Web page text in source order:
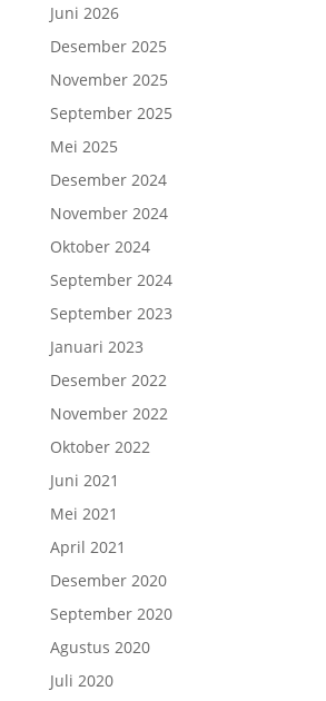
Juni 2026
Desember 2025
November 2025
September 2025
Mei 2025
Desember 2024
November 2024
Oktober 2024
September 2024
September 2023
Januari 2023
Desember 2022
November 2022
Oktober 2022
Juni 2021
Mei 2021
April 2021
Desember 2020
September 2020
Agustus 2020
Juli 2020